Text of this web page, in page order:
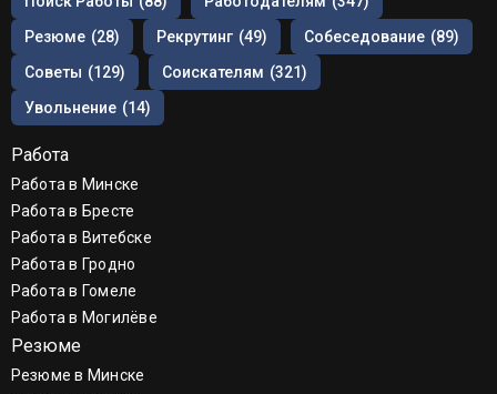
Резюме (28) Рекрутинг (49) Собеседование (89)
Советы (129) Соискателям (321)
Увольнение (14)
Работа
Работа в Минске
Работа в Бресте
Работа в Витебске
Работа в Гродно
Работа в Гомеле
Работа в Могилёве
Резюме
Резюме в Минске